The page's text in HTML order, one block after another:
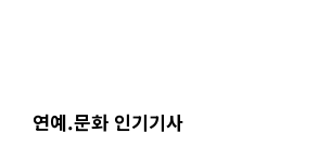
연예.문화 인기기사